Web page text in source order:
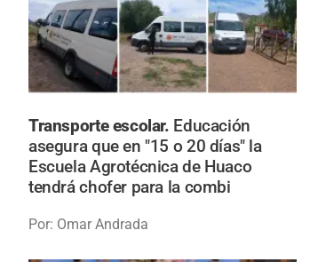
Transporte escolar. Educación
asegura que en "15 o 20 días" la
Escuela Agrotécnica de Huaco
tendrá chofer para la combi
Por: Omar Andrada